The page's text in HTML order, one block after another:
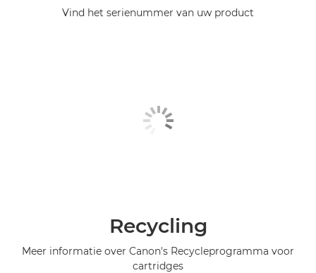
Vind het serienummer van uw product
Recycling
Meer informatie over Canon's Recycleprogramma voor
cartridges